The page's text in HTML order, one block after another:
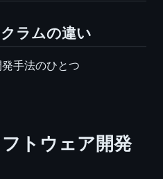
ラムの違い
手法のひとつ
トウェア開発